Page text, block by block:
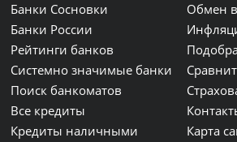
Банки Сосновки
Банки России
Рейтинги банков
Системно значимые банки
Поиск банкоматов
Все кредиты
Кредиты наличными
Обмен
Карта